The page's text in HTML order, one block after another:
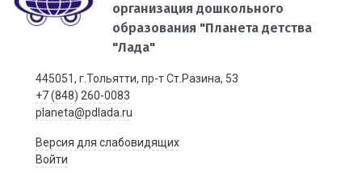
организация дошкольного
образования "Планета детства
"Лада"
445051, г.Тольятти, пр-т Ст.Разина, 53
+7 (848) 260-0083
planeta@pdlada.ru
Версия для слабовидящих
Войти